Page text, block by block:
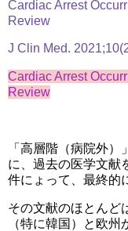
Cardiac Arrest
Review
J Clin Med.
Cardiac Arrest
Review
「高層階（病院外
に、過去の医学文献
件にょって、最終的
その文献のほとんど
（特に韓国）と欧州